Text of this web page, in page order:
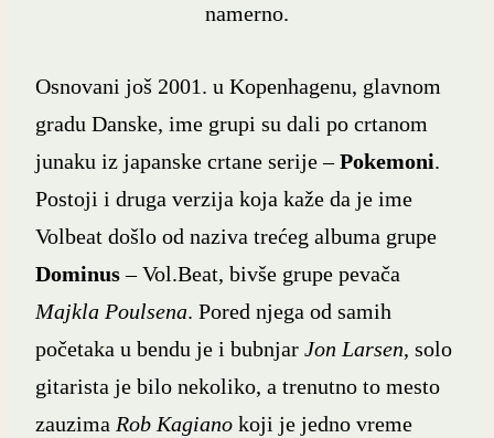
namerno.
Osnovani još 2001. u Kopenhagenu, glavnom
gradu Danske, ime grupi su dali po crtanom
junaku iz japanske crtane serije –Pokemoni.
Postoji i druga verzija koja kaže da je ime
Volbeat došlo od naziva trećeg albuma grupe
Dominus– Vol.Beat, bivše grupe pevača
Majkla Poulsena. Pored njega od samih
početaka u bendu je i bubnjar Jon Larsen, solo
gitarista je bilo nekoliko, a trenutno to mesto
zauzima Rob Kagiano koji je jedno vreme